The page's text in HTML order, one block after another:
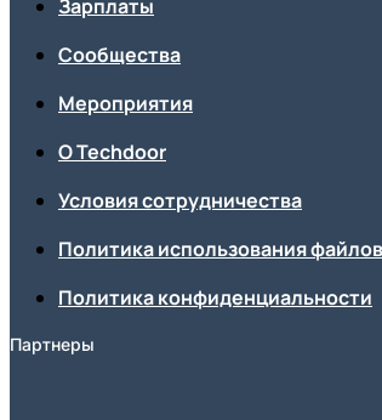
Зарплаты
Сообщества
Мероприятия
О Techdoor
Условия сотрудничества
Политика использования
Политика конфиденциальности
Партнеры